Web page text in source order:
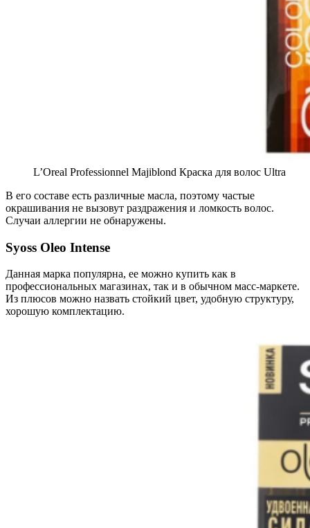
L’Oreal Professionnel Majiblond Краска для волос Ultra
В его составе есть различные масла, поэтому частые
окрашивания не вызовут раздражения и ломкость волос.
Случаи аллергии не обнаружены.
Syoss Oleo Intense
Данная марка популярна, ее можно купить как в
профессиональных магазинах, так и в обычном масс-маркете.
Из плюсов можно назвать стойкий цвет, удобную структуру,
хорошую комплектацию.